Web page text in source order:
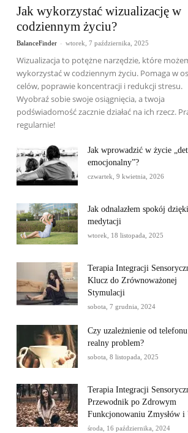
Jak wykorzystać wizualizację w
codziennym życiu?
BalanceFinder - wtorek, 7 października, 2025
Wizualizacja to potężne narzędzie, które
wykorzystać w codziennym życiu. Pomaga w
celów, poprawie koncentracji i redukcji stresu.
Wyobraź sobie swoje osiągnięcia, a twoja
podświadomość zacznie działać na ich rzecz.
regularnie!
Jak wprowadzić w życie
emocjonalny”?
czwartek, 9 kwietnia, 2026
Jak odnalazłem spokój dzięki
medytacji
wtorek, 18 listopada, 2025
Terapia Integracji
Klucz do Zrównoważonej
Stymulacji
sobota, 7 grudnia, 2024
Czy uzależnienie od
realny problem?
sobota, 8 listopada, 2025
Terapia Integracji
Przewodnik po Zdrowym
Funkcjonowaniu Zmysłów i
środa, 16 października, 2024